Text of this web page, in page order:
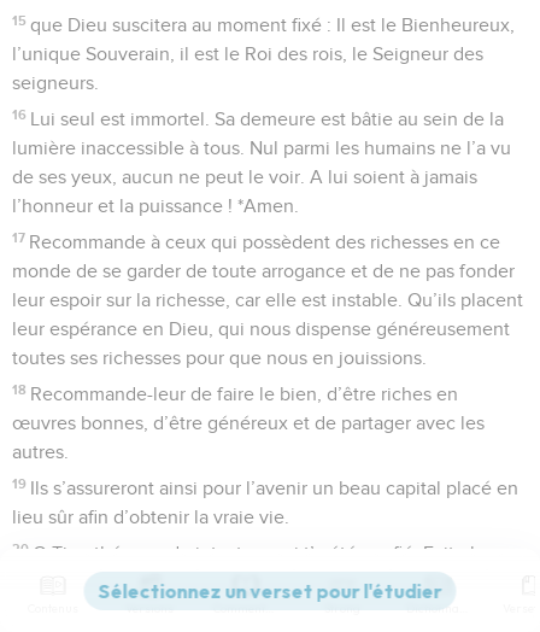
15 que Dieu suscitera au moment fixé : Il est le Bienheureux,
l’unique Souverain, il est le Roi des rois, le Seigneur des
seigneurs.
16 Lui seul est immortel. Sa demeure est bâtie au sein de la
lumière inaccessible à tous. Nul parmi les humains ne l’a vu
de ses yeux, aucun ne peut le voir. A lui soient à jamais
l’honneur et la puissance ! *Amen.
17 Recommande à ceux qui possèdent des richesses en ce
monde de se garder de toute arrogance et de ne pas fonder
leur espoir sur la richesse, car elle est instable. Qu’ils placent
leur espérance en Dieu, qui nous dispense généreusement
toutes ses richesses pour que nous en jouissions.
18 Recommande-leur de faire le bien, d’être riches en
œuvres bonnes, d’être généreux et de partager avec les
autres.
19 Ils s’assureront ainsi pour l’avenir un beau capital placé en
lieu sûr afin d’obtenir la vraie vie.
20 O Timothée, garde intact ce qui t’a été confié. Evite les
discours creux et les arguments de ce que l’on appelle à tort
« la connaissance », car ils sont contraires à la foi.
Versions Commentaires Strong